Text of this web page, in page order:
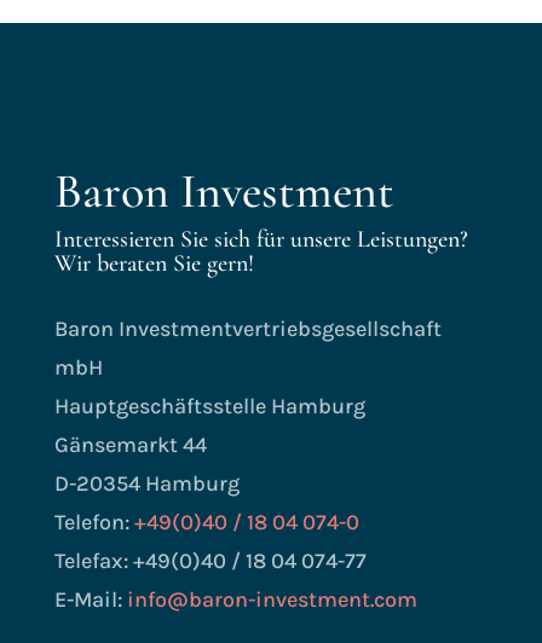
Baron Investment
Interessieren Sie sich für unsere Leistungen?
Wir beraten Sie gern!
Baron Investmentvertriebsgesellschaft
mbH
Hauptgeschäftsstelle Hamburg
Gänsemarkt 44
D-20354 Hamburg
Telefon:+49(0)40 / 18 04 074-0
Telefax: +49(0)40 / 18 04 074-77
E-Mail: info@baron-investment.com